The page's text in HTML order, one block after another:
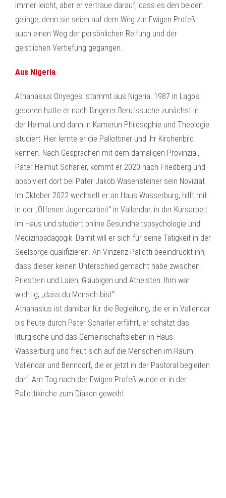
immer leicht, aber er vertraue darauf, dass es den beiden
gelinge, denn sie seien auf dem Weg zur Ewigen Profeß
auch einen Weg der persönlichen Reifung und der
geistlichen Vertiefung gegangen.
Aus Nigeria
Athanasius Onyegesi stammt aus Nigeria. 1987 in Lagos
geboren hatte er nach längerer Berufssuche zunächst in
der Heimat und dann in Kamerun Philosophie und Theologie
studiert. Hier lernte er die Pallottiner und ihr Kirchenbild
kennen. Nach Gesprächen mit dem damaligen Provinzial,
Pater Helmut Scharler, kommt er 2020 nach Friedberg und
absolviert dort bei Pater Jakob Wasensteiner sein Noviziat.
Im Oktober 2022 wechselt er an Haus Wasserburg, hilft mit
in der „Offenen Jugendarbeit“ in Vallendar, in der Kursarbeit
im Haus und studiert online Gesundheitspsychologie und
Medizinpädagogik. Damit will er sich für seine Tätigkeit in der
Seelsorge qualifizieren. An Vinzenz Pallotti beeindruckt ihn,
dass dieser keinen Unterschied gemacht habe zwischen
Priestern und Laien, Gläubigen und Atheisten. Ihm war
wichtig, „dass du Mensch bist“.
Athanasius ist dankbar für die Begleitung, die er in Vallendar
bis heute durch Pater Scharler erfährt, er schätzt das
liturgische und das Gemeinschaftsleben in Haus
Wasserburg und freut sich auf die Menschen im Raum
Vallendar und Benndorf, die er jetzt in der Pastoral begleiten
darf. Am Tag nach der Ewigen Profeß wurde er in der
Pallottikirche zum Diakon geweiht.